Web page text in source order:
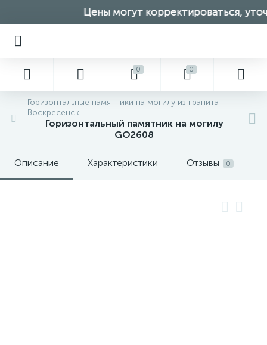
Цены могут корректироваться,
0 0
Горизонтальные памятники на могилу из гранита
Воскресенск
Горизонтальный памятник на могилу
GO2608
Описание Характеристики Отзывы 0